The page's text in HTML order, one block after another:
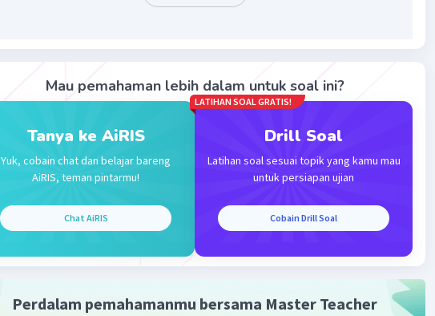
yang umumnya dikenal dalam kreasi musik kontemporer.
Balas
Iklan
Mau pemahaman lebih dalam untuk soal ini?
Tanya ke AiRIS
Yuk, cobain chat dan belajar bareng
AiRIS, teman pintarmu!
Chat AiRIS
LATIHAN SOAL GRATIS!
Drill Soal
Latihan soal sesuai topik yang kamu mau
untuk persiapan ujian
Cobain Drill Soal
Perdalam pemahamanmu bersama Master Teacher